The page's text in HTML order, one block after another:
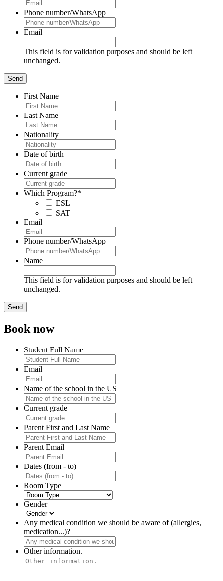
Phone number/WhatsApp
Email
This field is for validation purposes and should be left
unchanged.
First Name
Last Name
Nationality
Date of birth
Current grade
Which Program?*
ESL
SAT
Email
Phone number/WhatsApp
Name
This field is for validation purposes and should be left
unchanged.
Book now
Student Full Name
Email
Name of the school in the US
Current grade
Parent First and Last Name
Parent Email
Dates (from - to)
Room Type
Gender
Any medical condition we should be aware of (allergies,
medication...)?
Other information.